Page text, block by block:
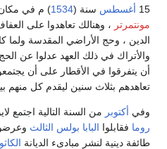
15 أغسطس سنة (1534) م في
مونتمرتر ، وهنالك تعاهدوا على
الدين ، وحج الأراضي المقدسة ولما
والأتراك في ذلك العهد عدلوا عن
أن يتفرقوا في الأقطار على أن
تعاهدهم بثلاث سنين ليقدم كل منهم
وفي أكتوبر من السنة التالية اجتمع
روما فقابلوا البابا بولس الثالث
طائفة دينية لنشر مبادىء الديانة